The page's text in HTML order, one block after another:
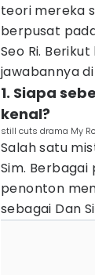
teori mereka
berpusat
Seo Ri.
jawabannya
1. Siapa
kenal?
still cuts drama My
Salah satu
Sim.
penonton
sebagai Dan